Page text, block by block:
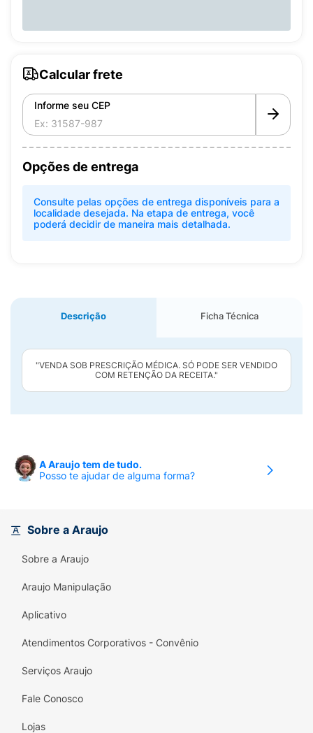
Calcular frete
Informe seu CEP
Opções de entrega
Consulte pelas opções de entrega disponíveis para a
localidade desejada. Na etapa de entrega, você
poderá decidir de maneira mais detalhada.
Descrição Ficha Técnica
"VENDA SOB PRESCRIÇÃO MÉDICA. SÓ PODE SER VENDIDO
COM RETENÇÃO DA RECEITA."
A Araujo tem de tudo.
Posso te ajudar de alguma forma?
Sobre a Araujo
Sobre a Araujo
Araujo Manipulação
Aplicativo
Atendimentos Corporativos - Convênio
Serviços Araujo
Fale Conosco
Lojas